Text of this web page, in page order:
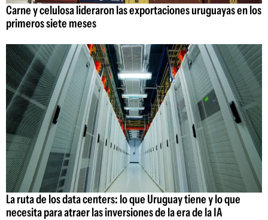
Carne y celulosa lideraron las exportaciones uruguayas en los
primeros siete meses
La ruta de los data centers: lo que Uruguay tiene y lo que
necesita para atraer las inversiones de la era de la IA